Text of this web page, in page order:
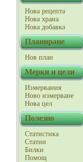
Нова рецепта
Нова храна
Нова добавка
Планиране
Нов план
Мерки и цели
Измервания
Ново измерване
Нова цел
Полезно
Статистика
Статии
Билки
Помощ